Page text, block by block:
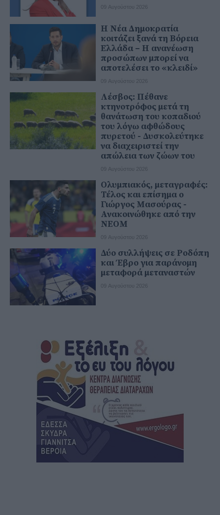
09 Αυγούστου 2026
Η Νέα Δημοκρατία
κοιτάζει ξανά τη Βόρεια
Ελλάδα – Η ανανέωση
προσώπων μπορεί να
αποτελέσει το «κλειδί»
09 Αυγούστου 2026
Λέσβος: Πέθανε
κτηνοτρόφος μετά τη
θανάτωση του κοπαδιού
του λόγω αφθώδους
πυρετού - Δυσκολεύτηκε
να διαχειριστεί την
απώλεια των ζώων του
09 Αυγούστου 2026
Ολυμπιακός, μεταγραφές:
Τέλος και επίσημα ο
Γιώργος Μασούρας -
Ανακοινώθηκε από την
ΝΕΟΜ
09 Αυγούστου 2026
Δύο συλλήψεις σε Ροδόπη
και Έβρο για παράνομη
μεταφορά μεταναστών
09 Αυγούστου 2026